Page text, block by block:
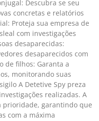
Descubra se seu
concretas e relatórios
Proteja sua empresa de
com investigações
desaparecidas:
desaparecidos com
de filhos: Garanta a
monitorando suas
A Detetive Spy preza
realizadas. A
prioridade, garantindo que
com a máxima